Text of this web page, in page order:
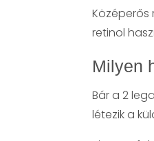
Középerős
retinol
Milyen
Bár a 2
létezik a